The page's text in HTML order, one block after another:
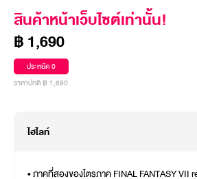
สินค้าหน้าเว็บไซต์เท่านั้น!
฿ 1,690
ประหยัด 0
ราคาปกติ ฿ 1,690
ไฮไลท์
• ภาคที่สองของไตรภาค FINAL FANTASY VII